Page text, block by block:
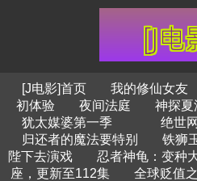
[J电影]首页 我的修仙女友
初体验
夜间法庭 神探夏
犹太媒婆第一季
绝世
归还者的魔法要特别
铁狮
陛下去演戏
忍者神龟：变种
座，更新至112集
全球贬值